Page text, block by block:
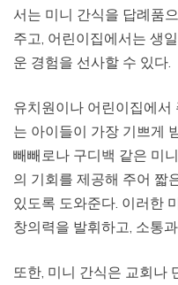
서는 미니 간식을 답례품
주고, 어린이집에서는 생
운 경험을 선사할 수 있다.
유치원이나 어린이집에
는 아이들이 가장 기쁘게
빼빼로나 구디백 같은 미
의 기회를 제공해 주어 짧
있도록 도와준다. 이러한
창의력을 발휘하고, 소통
또한, 미니 간식은 교회나